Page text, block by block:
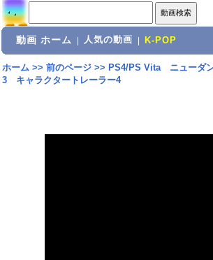
動画 ホーム 人気の動画 K-POP
ホーム>> 前のページ>> PS4/PS Vita ニューダ
3 キャラクタートレーラー4